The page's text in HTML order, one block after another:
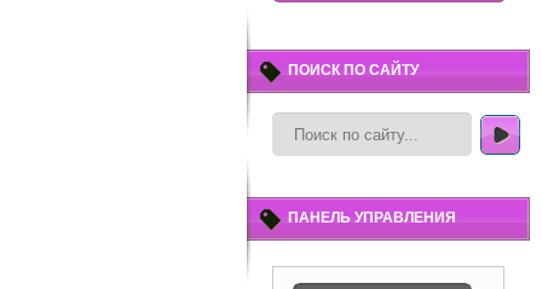
ПОИСК ПО САЙТУ
ПАНЕЛЬ УПРАВЛЕНИЯ